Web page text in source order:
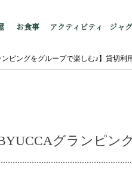
お食事 アクティビティ ジャ
ンピングをグループで楽しむ♪】貸切利
BYUCCAグランピ